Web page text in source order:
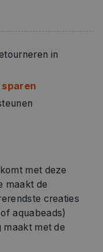
in
sparen
met deze
maakt de
creaties
aquabeads)
maakt met de